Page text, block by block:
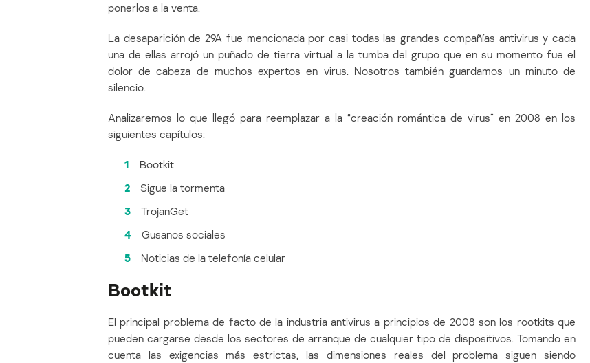
ponerlos a la venta.
La desaparición de 29A fue mencionada por casi todas las grandes compañías antivirus y cada
una de ellas arrojó un puñado de tierra virtual a la tumba del grupo que en su momento fue el
dolor de cabeza de muchos expertos en virus. Nosotros también guardamos un minuto de
silencio.
Analizaremos lo que llegó para reemplazar a la “creación romántica de virus” en 2008 en los
siguientes capítulos:
1
Bootkit
2
Sigue la tormenta
3
TrojanGet
4
Gusanos sociales
5
Noticias de la telefonía celular
Bootkit
El principal problema de facto de la industria antivirus a principios de 2008 son los rootkits que
pueden cargarse desde los sectores de arranque de cualquier tipo de dispositivos. Tomando en
cuenta las exigencias más estrictas, las dimensiones reales del problema siguen siendo